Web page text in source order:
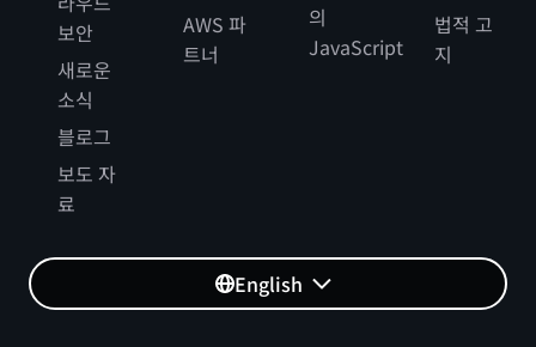
보안
새로운
소식
블로그
보도 자
료
AWS 파
트너
의
JavaScript
법적 고
지
English